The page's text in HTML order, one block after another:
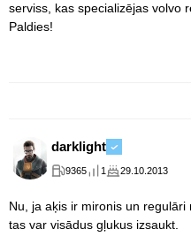
serviss, kas specializējas volvo
Paldies!
darklight
9365 1 29.10.2013
Nu, ja aķis ir mironis un regulāri
tas var visādus gļukus izsaukt.